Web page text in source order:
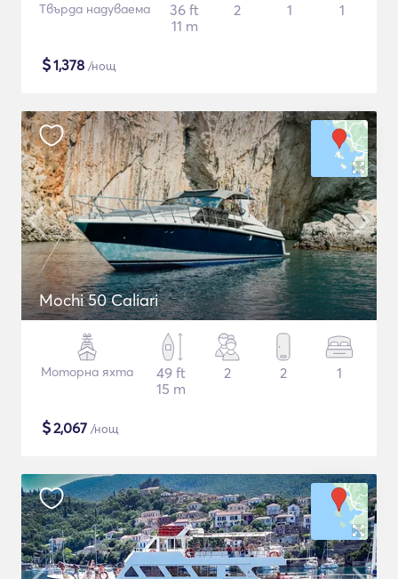
Твърда надуваема
36 ft
11 m
2 1 1
$1,378 /нощ
Mochi 50 Caliari
Моторна яхта
49 ft
15 m
2 2 1
$2,067 /нощ